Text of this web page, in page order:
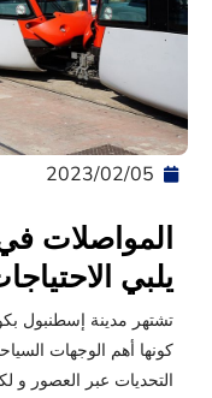
05‏/02‏/2023
المواصلات
يلبي
تشتهر مدينة إسطنبول
كونها أهم الوجهات
التحديات عبر العصور و